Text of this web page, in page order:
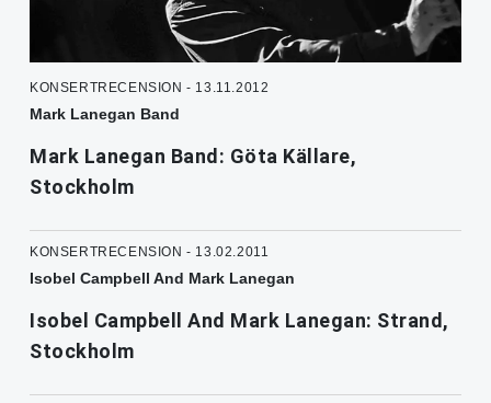
KONSERTRECENSION - 13.11.2012
Mark Lanegan Band
Mark Lanegan Band: Göta Källare,
Stockholm
KONSERTRECENSION - 13.02.2011
Isobel Campbell And Mark Lanegan
Isobel Campbell And Mark Lanegan: Strand,
Stockholm